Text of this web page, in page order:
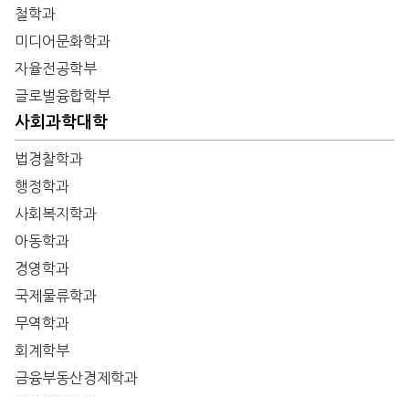
철학과
미디어문화학과
자율전공학부
글로벌융합학부
사회과학대학
법경찰학과
행정학과
사회복지학과
아동학과
경영학과
국제물류학과
무역학과
회계학부
금융부동산경제학과